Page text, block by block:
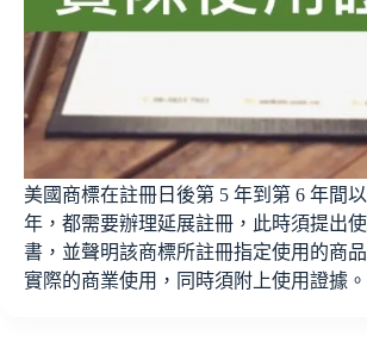
美國商標在註冊日後第 5 年到第 6 年間
年，都需要辦理延展註冊，此時須提出
書，並聲明該商標所註冊指定使用的商
實際的商業使用，同時須附上使用證據。